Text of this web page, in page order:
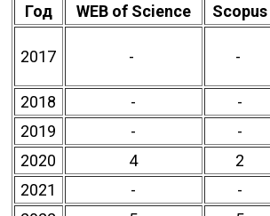
Год
WEB of Science Scopus
2017 - -
2018 - -
2019
- -
2020
4 2
2021
- -